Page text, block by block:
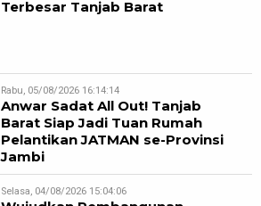
Terbesar Tanjab Barat
Rabu, 05/08/2026 16:14:14
Anwar Sadat All Out! Tanjab
Barat Siap Jadi Tuan Rumah
Pelantikan JATMAN se-Provinsi
Jambi
Selasa, 04/08/2026 15:04:06